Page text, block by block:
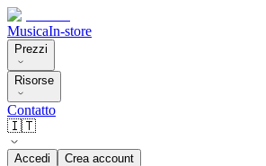
MusicaIn-store
Prezzi
Risorse
Contatto
🇮🇹
Accedi Crea account